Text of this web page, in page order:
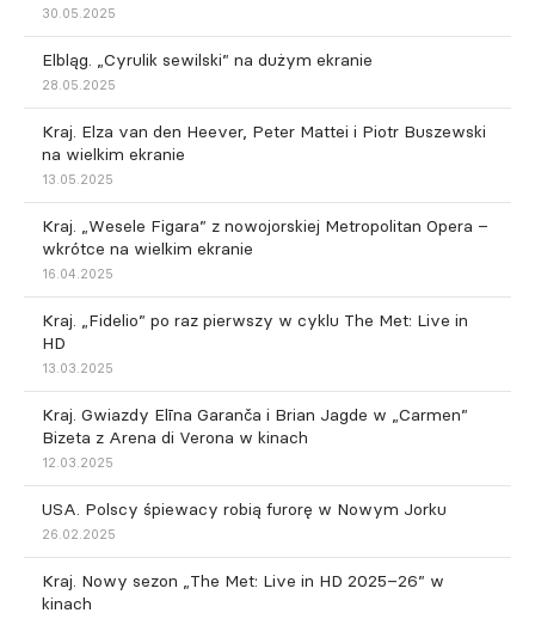
30.05.2025
Elbląg. „Cyrulik sewilski” na dużym ekranie
28.05.2025
Kraj. Elza van den Heever, Peter Mattei i Piotr Buszewski
na wielkim ekranie
13.05.2025
Kraj. „Wesele Figara” z nowojorskiej Metropolitan Opera –
wkrótce na wielkim ekranie
16.04.2025
Kraj. „Fidelio” po raz pierwszy w cyklu The Met: Live in
HD
13.03.2025
Kraj. Gwiazdy Elīna Garanča i Brian Jagde w „Carmen”
Bizeta z Arena di Verona w kinach
12.03.2025
USA. Polscy śpiewacy robią furorę w Nowym Jorku
26.02.2025
Kraj. Nowy sezon „The Met: Live in HD 2025–26” w
kinach